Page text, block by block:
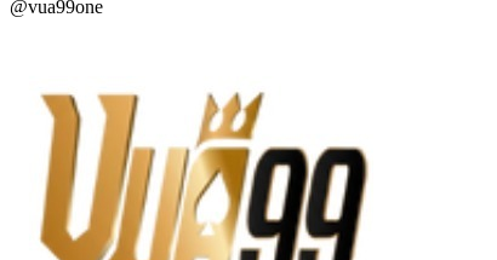
@vua99one